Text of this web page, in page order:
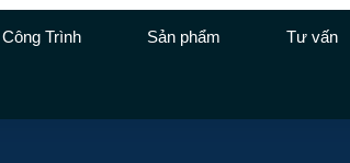
Công Trình Sản phẩm Tư vấn